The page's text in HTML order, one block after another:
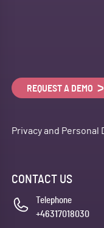
REQUEST A DEMO
Privacy and
CONTACT US
Telephone
+46317018030